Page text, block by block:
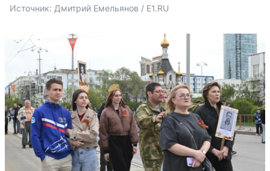
Источник: Дмитрий Емельянов / E1.RU